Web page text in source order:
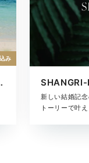
装2着ロケ
み
新しい結婚記念
トーリーで叶